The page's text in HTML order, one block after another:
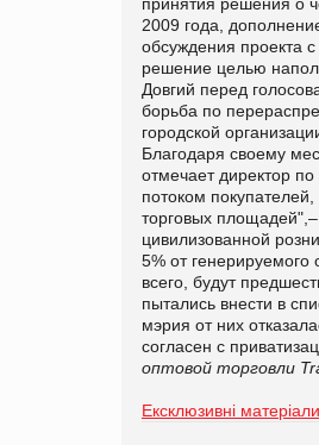
2009 года,
обсуждения проекта
решение целью
Довгий перед
борьба по
городской
Благодаря своему
отмечает директор
потоком
торговых
цивилизованной
5% от генерируемого
всего, будут
пытались внести в
мэрия от них
согласен с
оптовой торговли
Ексклюзивні